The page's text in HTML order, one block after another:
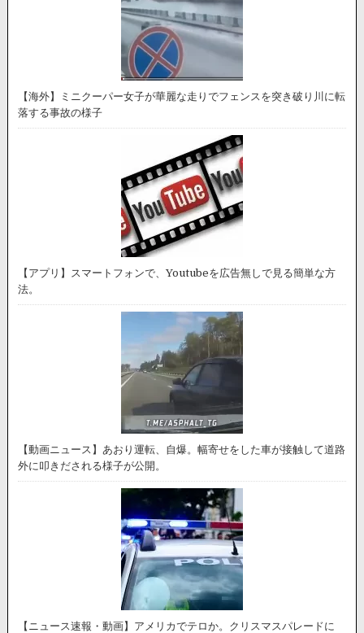
【海外】ミニクーパー女子が華麗な走りでフェンスを突き破り川に転
落する事故の様子
【アプリ】スマートフォンで、Youtubeを広告無しで見る簡単な方
法。
【動画ニュース】あおり運転、自爆。幅寄せをした車が接触して道路
外に叩きだされる様子が公開。
【ニュース速報・動画】アメリカでテロか。クリスマスパレードに